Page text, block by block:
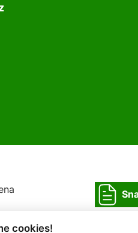
cookies!